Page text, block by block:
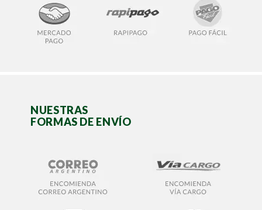
NUESTRAS
FORMAS DE ENVÍO